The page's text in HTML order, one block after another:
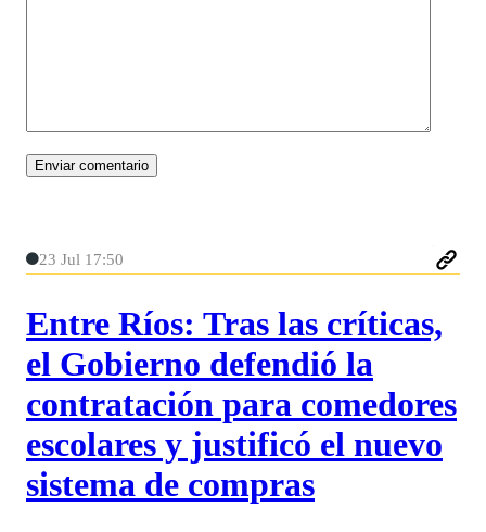
23 Jul 17:50
Entre Ríos: Tras las críticas,
el Gobierno defendió la
contratación para comedores
escolares y justificó el nuevo
sistema de compras